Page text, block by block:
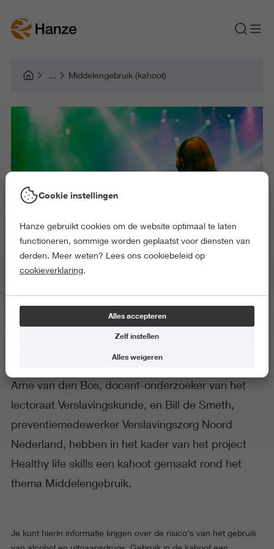
Middelengebruik (kahoot)
Middelengebruik (kahoot)
Arne van den Bos, docent-onderzoeker van het
lectoraat Verslavingskunde, en Bill de Smeth,
preventiemedewerker Verslavingszorg Noord
Nederland, hebben in het kader van het project
Healthy life skills een kahoot gemaakt rond het
thema Middelengebruik.
Je kunt hierin informatie krijgen over de risico's van het gebruik
Cookie instellingen
Hanze gebruikt cookies om de website optimaal te laten
functioneren, sommige worden geplaatst voor diensten van
derden. Meer weten? Lees ons cookiebeleid op
cookieverklaring.
Alles accepteren
Zelf instellen
Alles weigeren